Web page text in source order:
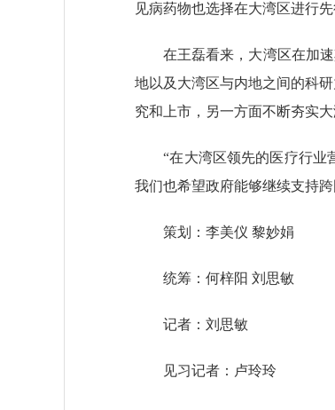
见病药物也选择在大湾区进行先
在王磊看来，大湾区在加速
地以及大湾区与内地之间的科
究和上市，另一方面不断夯实
“在大湾区领先的医疗行业营
我们也希望政府能够继续支持
策划：李美仪 黎妙娟
统筹：何梓阳 刘思敏
记者：刘思敏
见习记者：卢玲玲